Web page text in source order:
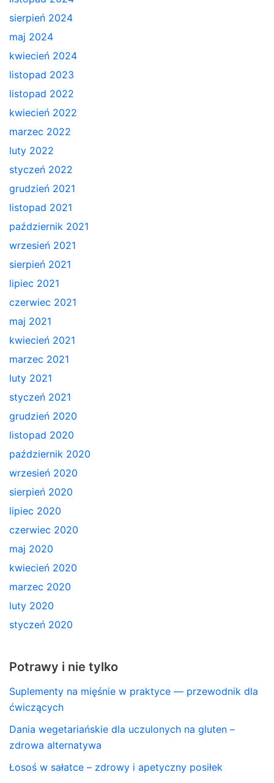
sierpień 2024
maj 2024
kwiecień 2024
listopad 2023
listopad 2022
kwiecień 2022
marzec 2022
luty 2022
styczeń 2022
grudzień 2021
listopad 2021
październik 2021
wrzesień 2021
sierpień 2021
lipiec 2021
czerwiec 2021
maj 2021
kwiecień 2021
marzec 2021
luty 2021
styczeń 2021
grudzień 2020
listopad 2020
październik 2020
wrzesień 2020
sierpień 2020
lipiec 2020
czerwiec 2020
maj 2020
kwiecień 2020
marzec 2020
luty 2020
styczeń 2020
Potrawy i nie tylko
Suplementy na mięśnie w praktyce — przewodnik dla
ćwiczących
Dania wegetariańskie dla uczulonych na gluten –
zdrowa alternatywa
Łosoś w sałatce – zdrowy i apetyczny posiłek